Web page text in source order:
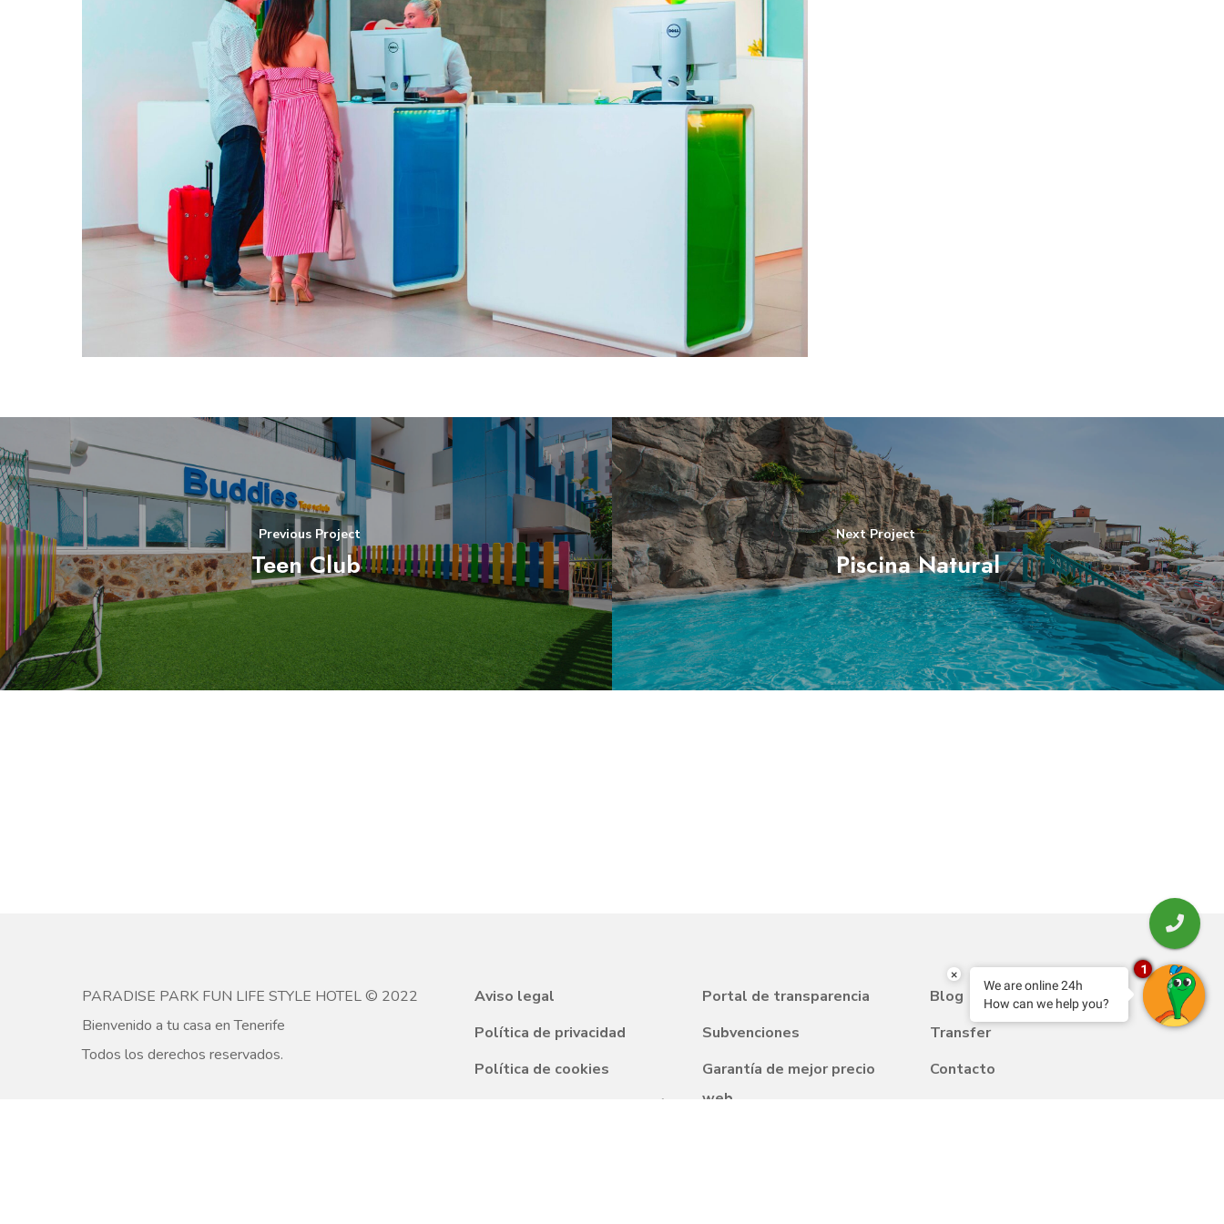
Previous Project
Teen Club
Next Project
Piscina Natural
PARADISE PARK FUN LIFE STYLE HOTEL © 2022
Bienvenido a tu casa en Tenerife
Todos los derechos reservados.
Aviso legal
Política de privacidad
Política de cookies
Condiciones de contratación
Portal de transparencia
Subvenciones
Garantía de mejor precio
web
Blog
Transfer
Contacto
×
We are online 24h
How can we help you?
1